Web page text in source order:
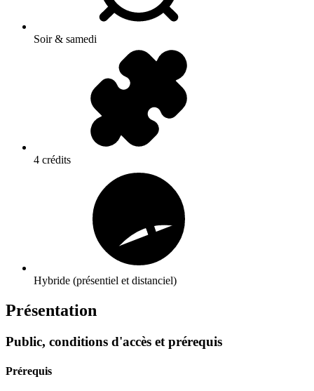
Soir & samedi
4 crédits
Hybride (présentiel et distanciel)
Présentation
Public, conditions d'accès et prérequis
Prérequis